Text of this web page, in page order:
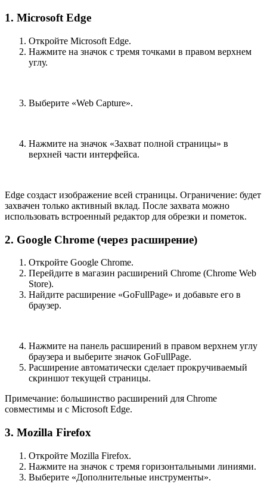
1. Microsoft Edge
Откройте Microsoft Edge.
Нажмите на значок с тремя точками в правом верхнем
углу.
Выберите «Web Capture».
Нажмите на значок «Захват полной страницы» в
верхней части интерфейса.
Edge создаст изображение всей страницы. Ограничение: будет
захвачен только активный вклад. После захвата можно
использовать встроенный редактор для обрезки и пометок.
2. Google Chrome (через расширение)
Откройте Google Chrome.
Перейдите в магазин расширений Chrome (Chrome Web
Store).
Найдите расширение «GoFullPage» и добавьте его в
браузер.
Нажмите на панель расширений в правом верхнем углу
браузера и выберите значок GoFullPage.
Расширение автоматически сделает прокручиваемый
скриншот текущей страницы.
Примечание: большинство расширений для Chrome
совместимы и с Microsoft Edge.
3. Mozilla Firefox
Откройте Mozilla Firefox.
Нажмите на значок с тремя горизонтальными линиями.
Выберите «Дополнительные инструменты».